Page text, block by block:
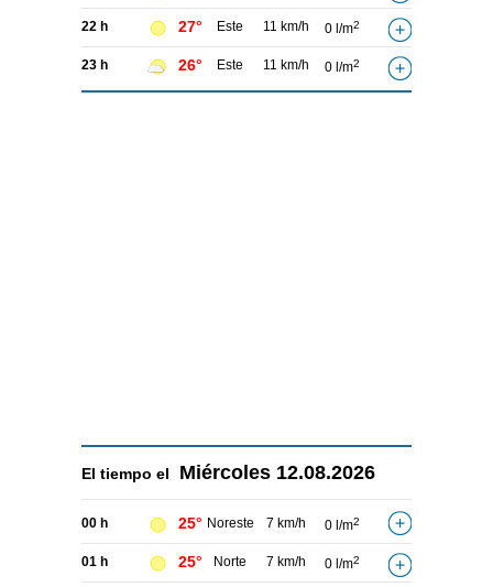
22 h 27° Este 11 km/h 0 l/m2
23 h 26° Este 11 km/h 0 l/m2
El tiempo el Miércoles 12.08.2026
00 h 25° Noreste 7 km/h 0 l/m2
01 h 25° Norte 7 km/h 0 l/m2